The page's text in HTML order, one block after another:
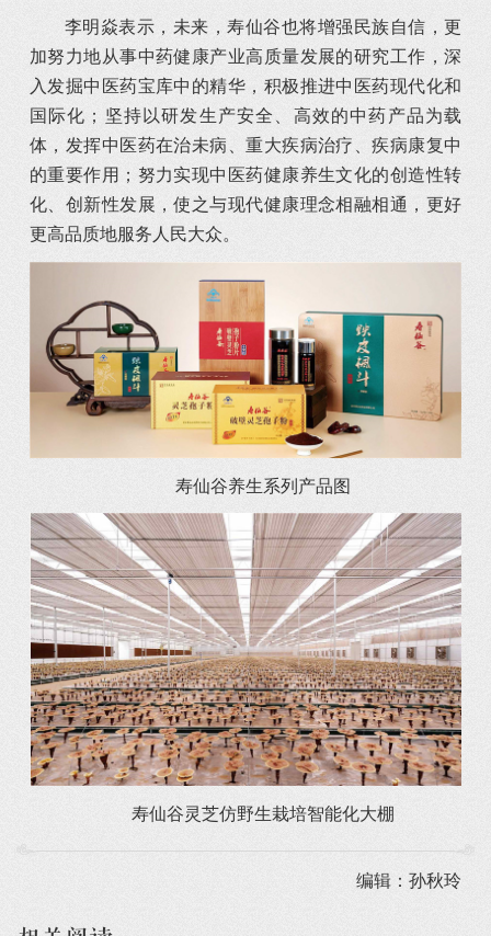
李明焱表示，未来，寿仙谷也将增强民族自信，更
加努力地从事中药健康产业高质量发展的研究工作，深
入发掘中医药宝库中的精华，积极推进中医药现代化和
国际化；坚持以研发生产安全、高效的中药产品为载
体，发挥中医药在治未病、重大疾病治疗、疾病康复中
的重要作用；努力实现中医药健康养生文化的创造性转
化、创新性发展，使之与现代健康理念相融相通，更好
更高品质地服务人民大众。
寿仙谷养生系列产品图
寿仙谷灵芝仿野生栽培智能化大棚
编辑：孙秋玲